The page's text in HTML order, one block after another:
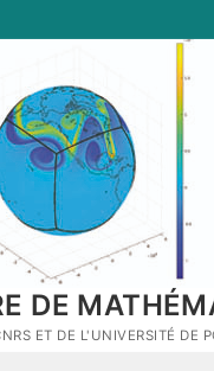
DE
ET DE L'UNIVERSITÉ DE